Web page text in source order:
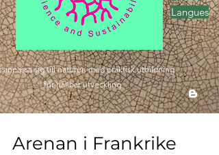
Langues
anpassa sig till naturen med praktisk utbildning
för hållbar utveckling
Arenan i Frankrike